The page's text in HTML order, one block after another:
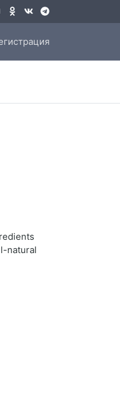
natural